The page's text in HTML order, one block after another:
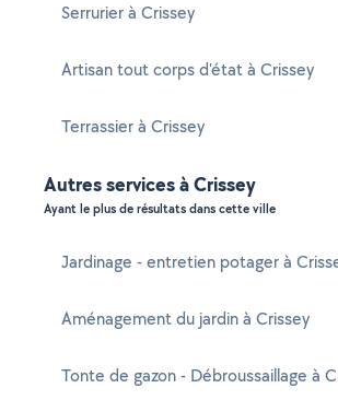
Serrurier à Crissey
Artisan tout corps d'état à Crissey
Terrassier à Crissey
Autres services à Crissey
Ayant le plus de résultats dans cette ville
Jardinage - entretien potager à
Aménagement du jardin à Crissey
Tonte de gazon - Débroussaillage à